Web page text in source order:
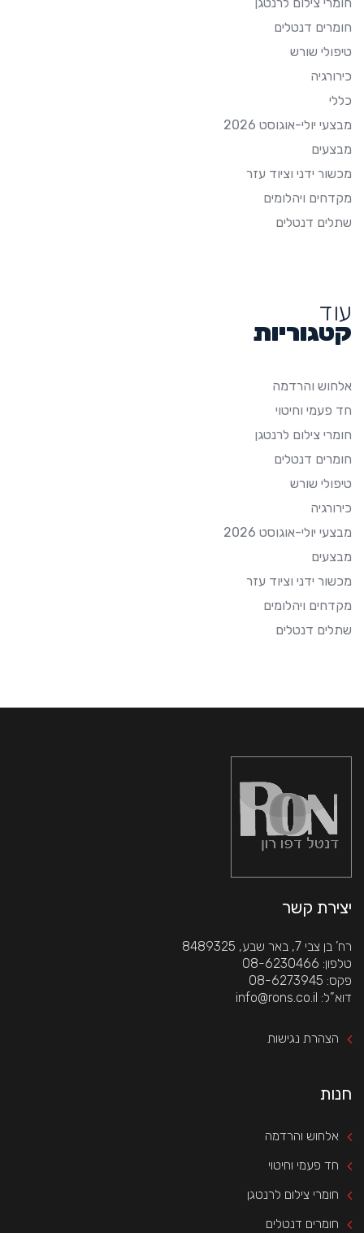
חומרי צילום לרנטגן
חומרים דנטלים
טיפולי שורש
כירורגיה
כללי
מבצעי יולי-אוגוסט 2026
מבצעים
מכשור ידני וציוד עזר
מקדחים ויהלומים
שתלים דנטלים
עוד
קטגוריות
אלחוש והרדמה
חד פעמי וחיטוי
חומרי צילום לרנטגן
חומרים דנטלים
טיפולי שורש
כירורגיה
מבצעי יולי-אוגוסט 2026
מבצעים
מכשור ידני וציוד עזר
מקדחים ויהלומים
שתלים דנטלים
יצירת קשר
רח’ בן צבי 7, באר שבע, 8489325
טלפון: 08-6230466
פקס: 08-6273945
דוא”ל: info@rons.co.il
הצהרת נגישות
חנות
אלחוש והרדמה
חד פעמי וחיטוי
חומרי צילום לרנטגן
חומרים דנטלים